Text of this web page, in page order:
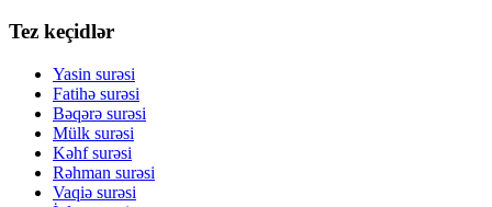
Tez keçidlər
Yasin surəsi
Fatihə surəsi
Bəqərə surəsi
Mülk surəsi
Kəhf surəsi
Rəhman surəsi
Vaqiə surəsi